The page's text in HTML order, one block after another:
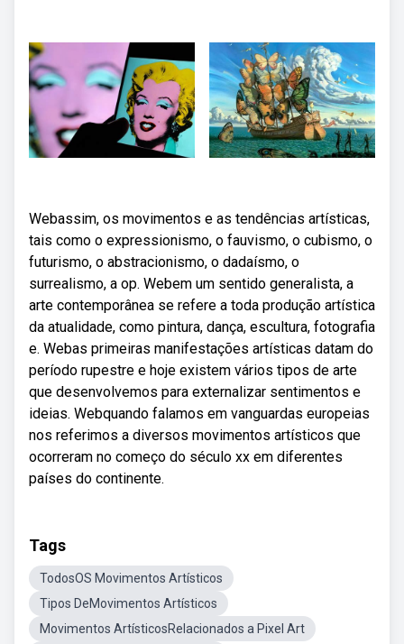
Webassim, os movimentos e as tendências artísticas,
tais como o expressionismo, o fauvismo, o cubismo, o
futurismo, o abstracionismo, o dadaísmo, o
surrealismo, a op. Webem um sentido generalista, a
arte contemporânea se refere a toda produção artística
da atualidade, como pintura, dança, escultura, fotografia
e. Webas primeiras manifestações artísticas datam do
período rupestre e hoje existem vários tipos de arte
que desenvolvemos para externalizar sentimentos e
ideias. Webquando falamos em vanguardas europeias
nos referimos a diversos movimentos artísticos que
ocorreram no começo do século xx em diferentes
países do continente.
Tags
TodosOS Movimentos Artísticos
Tipos DeMovimentos Artísticos
Movimentos ArtísticosRelacionados a Pixel Art